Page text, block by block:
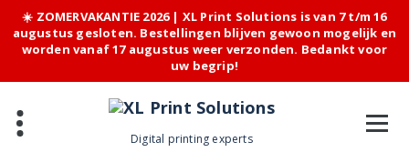
☀️ ZOMERVAKANTIE 2026 | XL Print Solutions is van 7 t/m 16
augustus gesloten. Bestellingen blijven gewoon mogelijk en
worden vanaf 17 augustus weer verzonden. Bedankt voor
uw begrip!
content
Digital printing experts